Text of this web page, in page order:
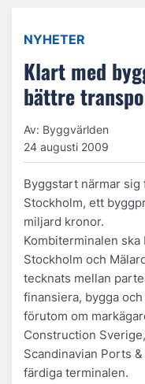
NYHETER
Klart med
bättre
Av: Byggvärlden
24 augusti 2009
Byggstart närmar
Stockholm, ett
miljard kronor.
Kombiterminalen
Stockholm och
tecknats mellan
finansiera, bygga
förutom om
Construction
Scandinavian Ports
färdiga terminalen.